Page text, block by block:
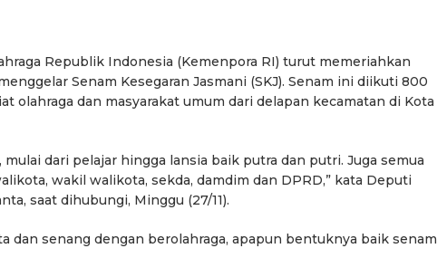
Republik Indonesia (Kemenpora RI) turut memeriahkan
Senam Kesegaran Jasmani (SKJ). Senam ini diikuti 800
olahraga dan masyarakat umum dari delapan kecamatan di Kota
dari pelajar hingga lansia baik putra dan putri. Juga semua
wakil walikota, sekda, damdim dan DPRD,” kata Deputi
saat dihubungi, Minggu (27/11).
dan senang dengan berolahraga, apapun bentuknya baik senam